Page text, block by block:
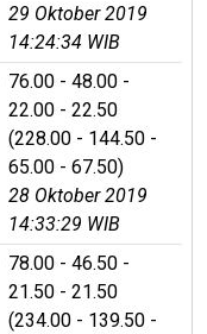
29 Oktober 2019
14:24:34 WIB
76.00 - 48.00 -
22.00 - 22.50
(228.00 - 144.50 -
65.00 - 67.50)
28 Oktober 2019
14:33:29 WIB
78.00 - 46.50 -
21.50 - 21.50
(234.00 - 139.50 -